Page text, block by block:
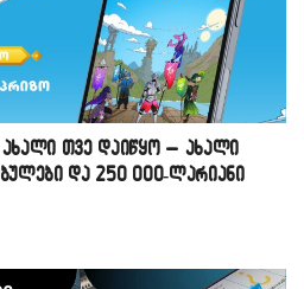
ახალი თვე დაიწყო – ახალი
და 250 000-ლარიანი